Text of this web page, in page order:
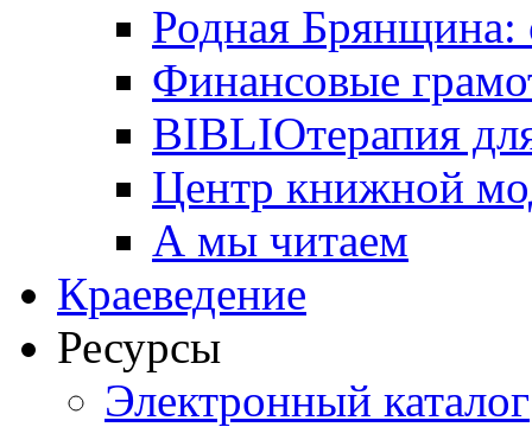
Родная Брянщина:
Финансовые
BIBLIOтерапия
Центр книжной
А мы читаем
Краеведение
Ресурсы
Электронный каталог